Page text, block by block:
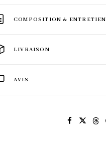
COMPOSITION & ENTRETIEN
LIVRAISON
AVIS